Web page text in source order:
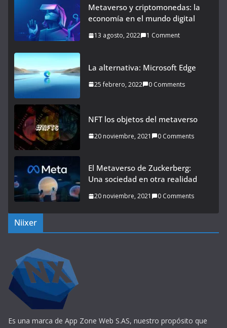
Metaverso y criptomonedas: la
economía en el mundo digital
13 agosto, 2022 1 Comment
La alternativa: Microsoft Edge
25 febrero, 2022 0 Comments
NFT los objetos del metaverso
20 noviembre, 2021 0 Comments
El Metaverso de Zuckerberg:
Una sociedad en otra realidad
20 noviembre, 2021 0 Comments
Niixer
Es una marca de App Zone Web S.AS, nuestro propósito que